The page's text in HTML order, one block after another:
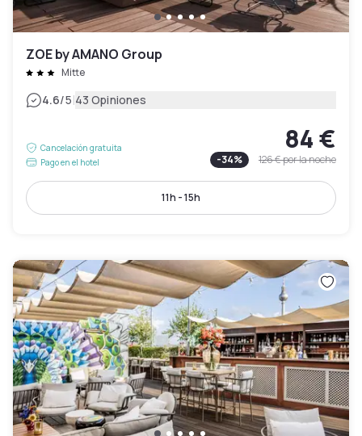
ZOE by AMANO Group
Mitte
4.6/5|43 Opiniones
Cancelación gratuita
Pago en el hotel
84 €
-34% 126 €por la noche
11h - 15h